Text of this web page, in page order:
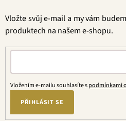
Vložte svůj e-mail a my vám
produktech na našem e-shopu.
Vložením e-mailu souhlasíte spodmínkami
PŘIHLÁSIT SE